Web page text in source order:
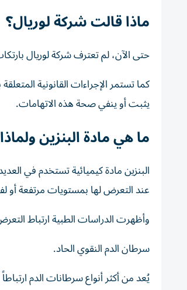
ماذا قالت شركة لوريال؟
حتى الآن، لم تعترف شركة لوريال
كما تستمر الإجراءات القانونية
يثبت أو ينفي صحة هذه الاتهامات.
ما هي مادة البنزين
البنزين مادة كيميائية تستخدم في
عند التعرض لها بمستويات مرتفعة أو
وأظهرت الدراسات الطبية ارتباط
سرطان الدم النقوي الحاد.
يُعد من أكثر أنواع سرطانات الدم